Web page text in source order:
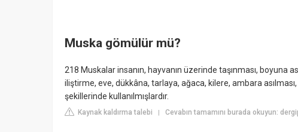
Muska gömülür mü?
218 Muskalar insanın, hayvanın üzerinde taşınması, boyuna
iliştirme, eve, dükkâna, tarlaya, ağaca, kilere, ambara
şekillerinde kullanılmışlardır.
Kaynak kaldırma talebi Cevabın tamamını burada okuyun: